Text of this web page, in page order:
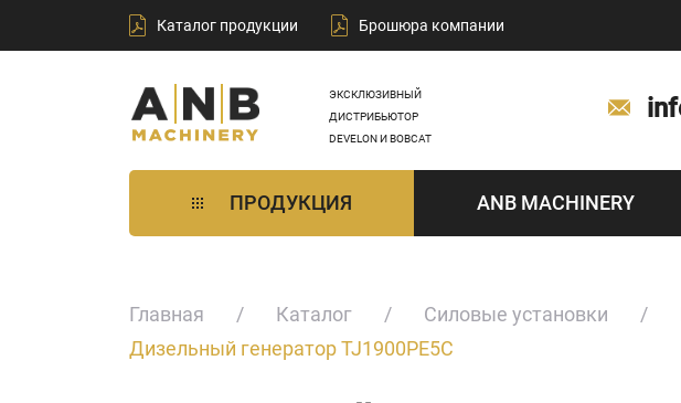
Каталог продукции Брошюра компании
ЭКСКЛЮЗИВНЫЙ
ДИСТРИБЬЮТОР
DEVELON И BOBCAT
ПРОДУКЦИЯ ANB MACHINERY
Главная Каталог Силовые установки
Дизельный генератор TJ1900PE5C